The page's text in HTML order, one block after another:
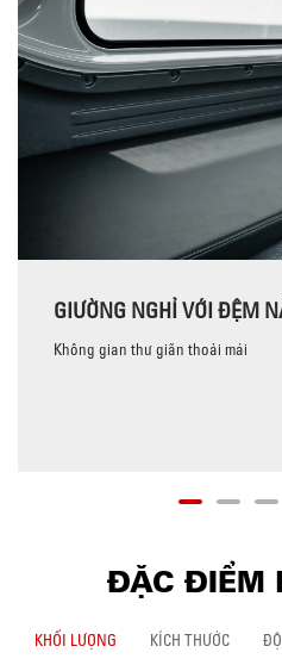
GIƯỜNG NGHỈ VỚI ĐỆM
Không gian thư giãn thoải mái
ĐẶC ĐIỂM
KHỐI LƯỢNG KÍCH THƯỚC